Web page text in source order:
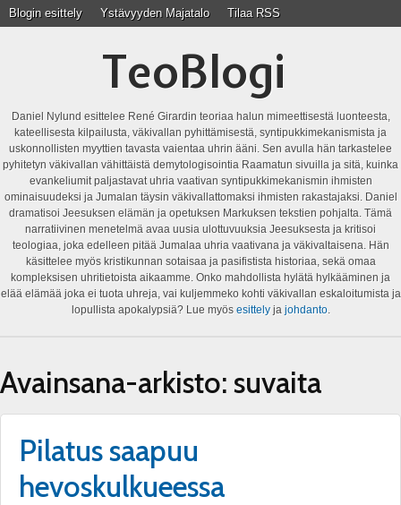
Blogin esittely Ystävyyden Majatalo Tilaa RSS
TeoBlogi
Daniel Nylund esittelee René Girardin teoriaa halun mimeettisestä luonteesta,
kateellisesta kilpailusta, väkivallan pyhittämisestä, syntipukkimekanismista ja
uskonnollisten myyttien tavasta vaientaa uhrin ääni. Sen avulla hän tarkastelee
pyhitetyn väkivallan vähittäistä demytologisointia Raamatun sivuilla ja sitä, kuinka
evankeliumit paljastavat uhria vaativan syntipukkimekanismin ihmisten
ominaisuudeksi ja Jumalan täysin väkivallattomaksi ihmisten rakastajaksi. Daniel
dramatisoi Jeesuksen elämän ja opetuksen Markuksen tekstien pohjalta. Tämä
narratiivinen menetelmä avaa uusia ulottuvuuksia Jeesuksesta ja kritisoi
teologiaa, joka edelleen pitää Jumalaa uhria vaativana ja väkivaltaisena. Hän
käsittelee myös kristikunnan sotaisaa ja pasifistista historiaa, sekä omaa
kompleksisen uhritietoista aikaamme. Onko mahdollista hylätä hylkääminen ja
elää elämää joka ei tuota uhreja, vai kuljemmeko kohti väkivallan eskaloitumista ja
lopullista apokalypsiä? Lue myös esittelyja johdanto.
Avainsana-arkisto: suvaita
Pilatus saapuu
hevoskulkueessa